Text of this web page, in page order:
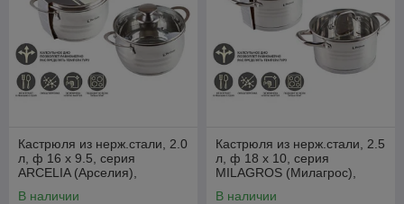
Кастрюля из нерж.стали, 2.0
л, ф 16 x 9.5, серия
ARCELIA (Арселия),
В наличии
Кастрюля из нерж.стали, 2.5
л, ф 18 x 10, серия
MILAGROS (Милагрос),
В наличии